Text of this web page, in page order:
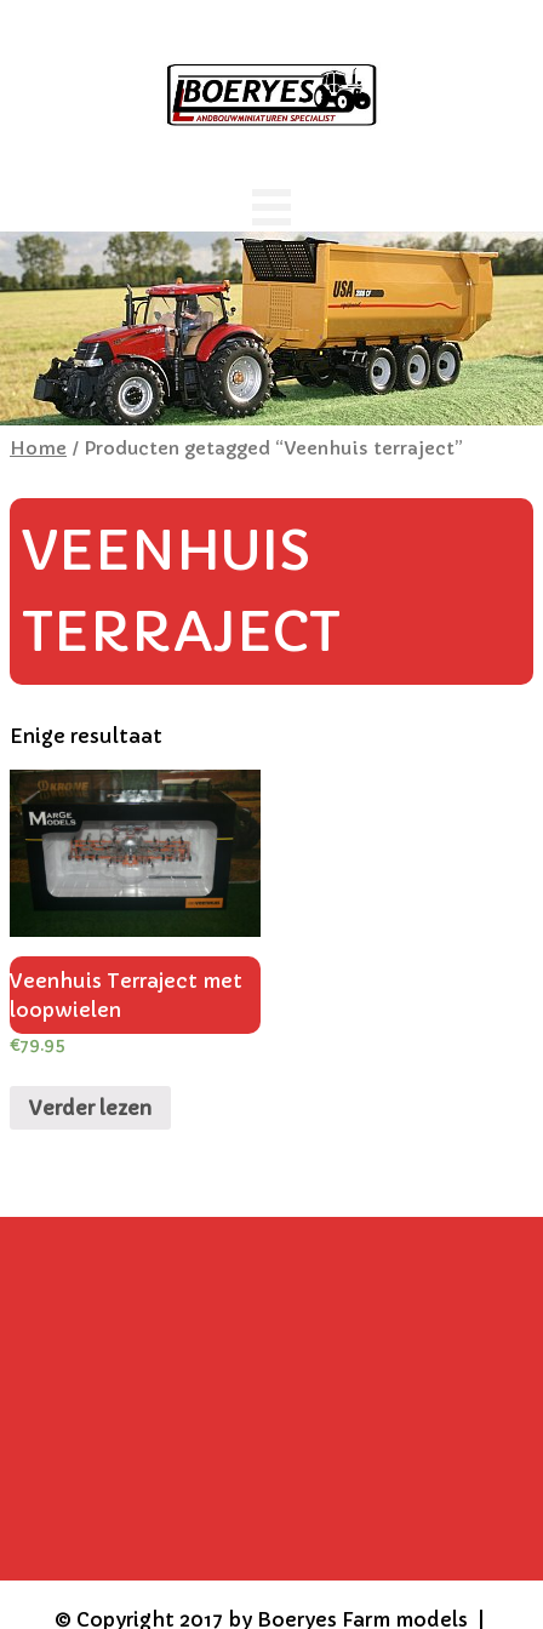
Home / Producten getagged “Veenhuis terraject”
VEENHUIS
TERRAJECT
Enige resultaat
Veenhuis Terraject met
loopwielen
€79.95
Verder lezen
© Copyright 2017 by Boeryes Farm models |